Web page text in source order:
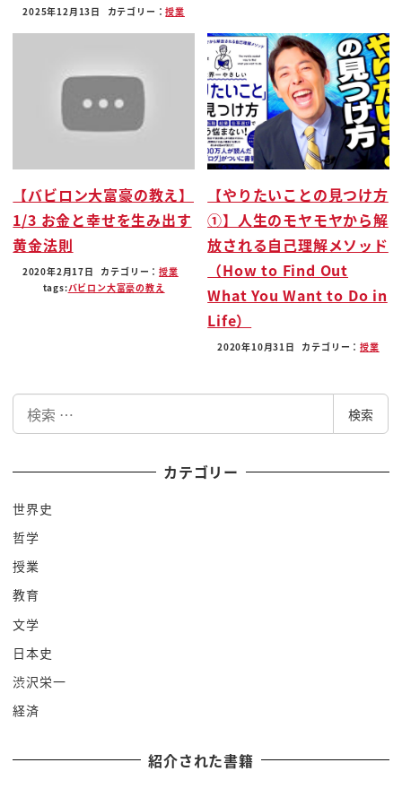
なので今回は胎盤が何でどういうふうにし
てできたのかそして何なのかアメリカは
なぜアフガニスタンに入ったのか金光を
徹底解説していきたいとおもいます
ニュースがわからない理由はそういった
パーツの背景がわからないっていうことが
ありますよねその上でですね
大元をたどると流れの歴史がわからない
からニュースがわからないんです図2は
世界史とか日本史とかそういう歴史が
はっきりわかっている人というのは
ニュースの理由がわかっているので
リュースがわかってるんです我々は字が
読めるし音が聞こえるしニュースも見てる
わかってないからですつまりべきしが
わかればタリバンとアフロにスターが
分かります
この歴史を町が徹底解説したいと思います
ですが最初に言っておきますけれどもこの
動画ですね政治的にどっか一つの国を応援
したりどっか一つの国を批判したりどっか
一つの中京を応援したり批判したりする
ものではないよとあとまでもニュースが
たんだよということを伝えるための道で
ございますのでそこのところをご了承
いただければと思いますそれでは早速参り
まずはですねなんと50年前に遡らせて
2025年12月13日 カテゴリー：授業
【バビロン大富豪の教え】
1/3 お金と幸せを生み出す
黄金法則
2020年2月17日 カテゴリー：授業
tags:バビロン大富豪の教え
【やりたいことの見つけ方
①】人生のモヤモヤから解
放される自己理解メソッド
（How to Find Out
What You Want to Do in
Life）
2020年10月31日 カテゴリー：授業
索
検索
カテゴリー
世界史
哲学
授業
教育
文学
日本史
渋沢栄一
経済
紹介された書籍